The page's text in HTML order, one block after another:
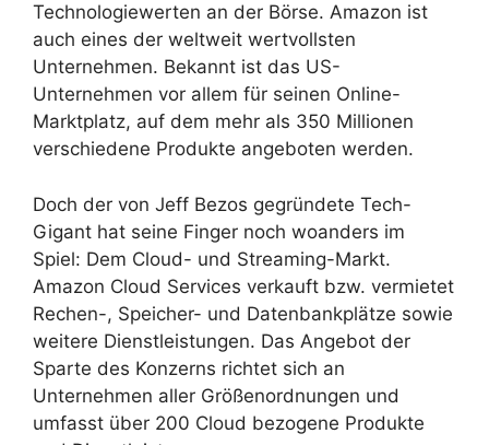
Technologiewerten an der Börse. Amazon ist
auch eines der weltweit wertvollsten
Unternehmen. Bekannt ist das US-
Unternehmen vor allem für seinen Online-
Marktplatz, auf dem mehr als 350 Millionen
verschiedene Produkte angeboten werden.
Doch der von Jeff Bezos gegründete Tech-
Gigant hat seine Finger noch woanders im
Spiel: Dem Cloud- und Streaming-Markt.
Amazon Cloud Services verkauft bzw. vermietet
Rechen-, Speicher- und Datenbankplätze sowie
weitere Dienstleistungen. Das Angebot der
Sparte des Konzerns richtet sich an
Unternehmen aller Größenordnungen und
umfasst über 200 Cloud bezogene Produkte